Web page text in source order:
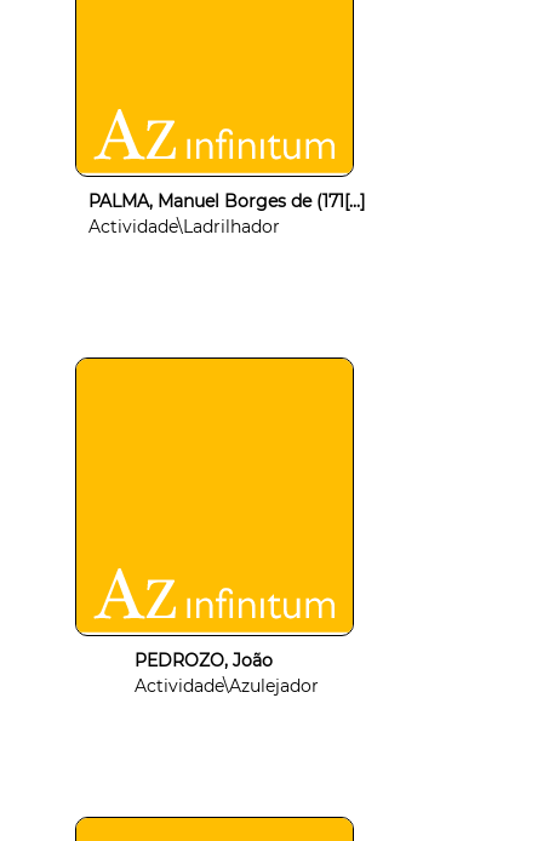
PALMA, Manuel Borges de (171[...]
Actividade\Ladrilhador
PEDROZO, João
Actividade\Azulejador